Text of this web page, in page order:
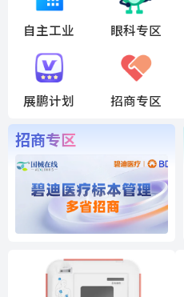
国药创研AED开启全国招商
自主工业 眼科专区
展鹏计划 招商专区
招商专区